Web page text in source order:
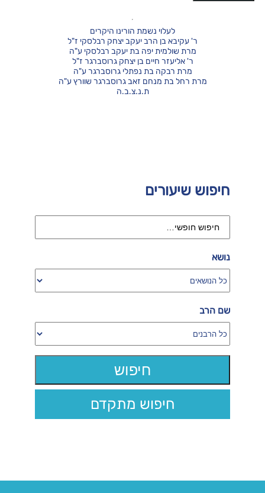
חיפוש שיעורים
נושא
שם הרב
חיפוש מתקדם
לעלוי נשמת הורינו היקרים
ר' עקיבא בן הרב יעקב יצחק רבלסקי ז"ל
מרת שולמית יפה בת יעקב רבלסקי ע"ה
ר' אליעזר חיים בן יצחק גרוסברגר ז"ל
מרת רבקה בת נפתלי גרוסברגר ע"ה
מרת רחל בת מנחם זאב גרוסברגר שוורץ ע"ה
ת.נ.צ.ב.ה